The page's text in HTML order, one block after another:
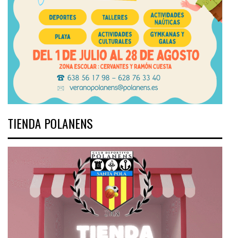
TIENDA POLANENS